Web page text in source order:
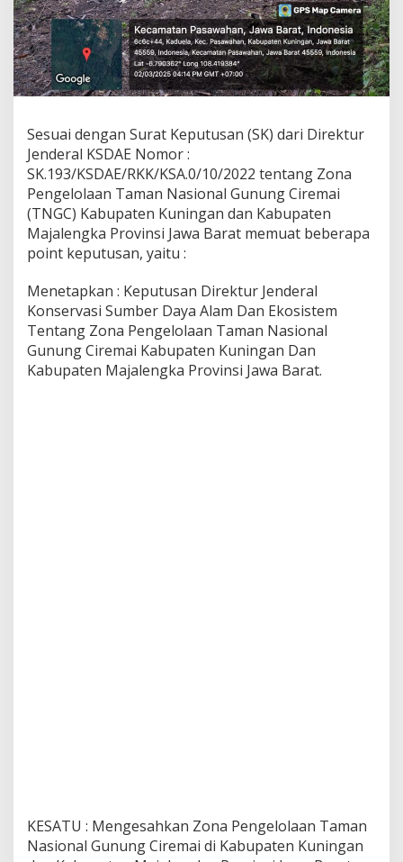
Sesuai dengan Surat Keputusan (SK) dari Direktur
Jenderal KSDAE Nomor :
SK.193/KSDAE/RKK/KSA.0/10/2022 tentang Zona
Pengelolaan Taman Nasional Gunung Ciremai
(TNGC) Kabupaten Kuningan dan Kabupaten
Majalengka Provinsi Jawa Barat memuat beberapa
point keputusan, yaitu :
Menetapkan : Keputusan Direktur Jenderal
Konservasi Sumber Daya Alam Dan Ekosistem
Tentang Zona Pengelolaan Taman Nasional
Gunung Ciremai Kabupaten Kuningan Dan
Kabupaten Majalengka Provinsi Jawa Barat.
KESATU : Mengesahkan Zona Pengelolaan Taman
Nasional Gunung Ciremai di Kabupaten Kuningan